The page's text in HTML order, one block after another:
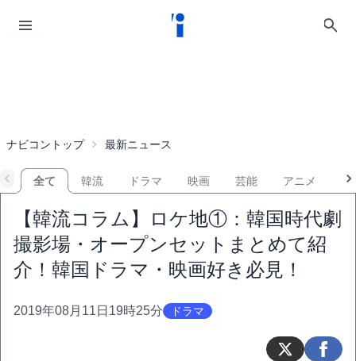
ナビコントップ 最新ニュース
全て 韓流 ドラマ 映画 芸能 アニメ
【韓流コラム】ロケ地①：韓国時代劇
撮影場・オープンセットまとめて紹
介！韓国ドラマ・映画好き必見！
2019年08月11日19時25分 ドラマ